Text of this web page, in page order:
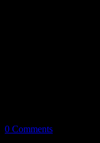
0 Comments